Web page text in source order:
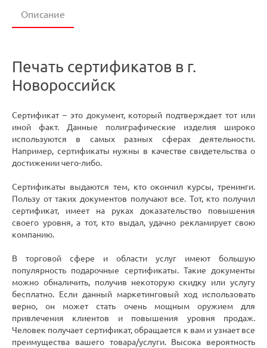
Описание
Печать сертификатов в г.
Новороссийск
Сертификат – это документ, который подтверждает тот или
иной факт. Данные полиграфические изделия широко
используются в самых разных сферах деятельности.
Например, сертификаты нужны в качестве свидетельства о
достижении чего-либо.
Сертификаты выдаются тем, кто окончил курсы, тренинги.
Пользу от таких документов получают все. Тот, кто получил
сертификат, имеет на руках доказательство повышения
своего уровня, а тот, кто выдал, удачно рекламирует свою
компанию.
В торговой сфере и области услуг имеют большую
популярность подарочные сертификаты. Такие документы
можно обналичить, получив некоторую скидку или услугу
бесплатно. Если данный маркетинговый ход использовать
верно, он может стать очень мощным оружием для
привлечения клиентов и повышения уровня продаж.
Человек получает сертификат, обращается к вам и узнает все
преимущества вашего товара/услуги. Высока вероятность